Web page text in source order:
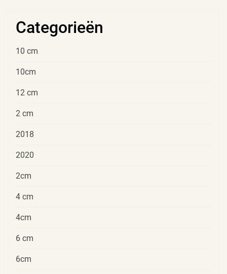
Categorieën
10 cm
10cm
12 cm
2 cm
2018
2020
2cm
4 cm
4cm
6 cm
6cm